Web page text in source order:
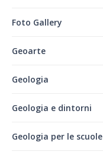
Foto Gallery
Geoarte
Geologia
Geologia e dintorni
Geologia per le scuole